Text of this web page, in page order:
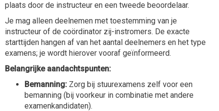
plaats door de instructeur en een tweede beoordelaar.
Je mag alleen deelnemen met toestemming van je
instructeur of de coördinator zij-instromers. De exacte
starttijden hangen af van het aantal deelnemers en het type
examens; je wordt hierover vooraf geïnformeerd.
Belangrijke aandachtspunten:
Bemanning: Zorg bij stuurexamens zelf voor een
bemanning (bij voorkeur in combinatie met andere
examenkandidaten).